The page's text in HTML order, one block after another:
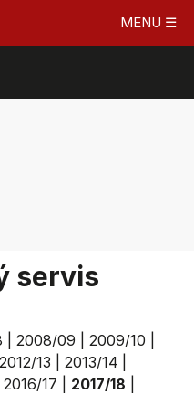
MENU ☰
servis
2008/09 2009/10
2012/13 2013/14
2016/17 2017/18